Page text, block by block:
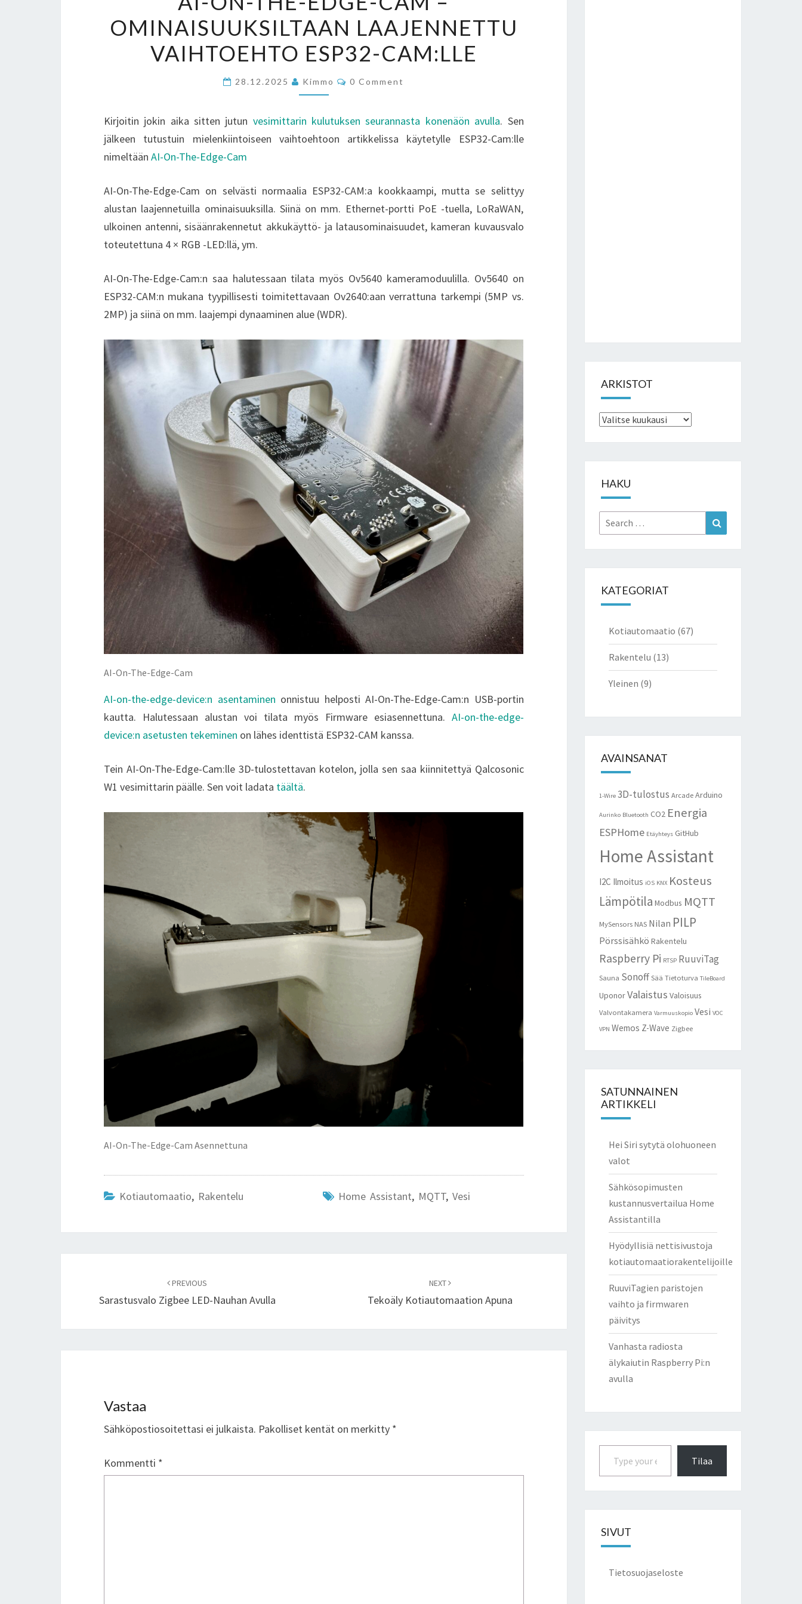
ON-
THE-
EDGE-
CAM
OMINAISUUKSILTAAN
VAIHTOEHTO
ESP32-
OMINAISUUKSILTAAN LAAJENNETTU
VAIHTOEHTO ESP32-CAM:LLE
28.12.2025 Kimmo Comments
0 Comment
Kirjoitin jokin aika sitten jutun vesimittarin kulutuksen seurannasta konenäön avulla. Sen
jälkeen tutustuin mielenkiintoiseen vaihtoehtoon artikkelissa käytetylle ESP32-Cam:lle
nimeltään AI-On-The-Edge-Cam
AI-On-The-Edge-Cam on selvästi normaalia ESP32-CAM:a kookkaampi, mutta se selittyy
alustan laajennetuilla ominaisuuksilla. Siinä on mm. Ethernet-portti PoE -tuella, LoRaWAN,
ulkoinen antenni, sisäänrakennetut akkukäyttö- ja latausominaisuudet, kameran kuvausvalo
toteutettuna 4 × RGB -LED:llä, ym.
AI-On-The-Edge-Cam:n saa halutessaan tilata myös Ov5640 kameramoduulilla. Ov5640 on
ESP32-CAM:n mukana tyypillisesti toimitettavaan Ov2640:aan verrattuna tarkempi (5MP vs.
2MP) ja siinä on mm. laajempi dynaaminen alue (WDR).
AI-On-The-Edge-Cam
AI-on-the-edge-device:n asentaminen onnistuu helposti AI-On-The-Edge-Cam:n USB-portin
kautta. Halutessaan alustan voi tilata myös Firmware esiasennettuna. AI-on-the-edge-
device:n asetusten tekeminen on lähes identtistä ESP32-CAM kanssa.
Tein AI-On-The-Edge-Cam:lle 3D-tulostettavan kotelon, jolla sen saa kiinnitettyä Qalcosonic
W1 vesimittarin päälle. Sen voit ladata täältä.
AI-On-The-Edge-Cam Asennettuna
Kotiautomaatio, Rakentelu Home Assistant, MQTT, Vesi
PREVIOUS
Sarastusvalo Zigbee LED-Nauhan Avulla
NEXT
Tekoäly Kotiautomaation Apuna
Vastaa
Sähköpostiosoitettasi ei julkaista. Pakolliset kentät on merkitty *
Kommentti *
ARKISTOT
Arkistot
HAKU
Search
for:
KATEGORIAT
Kotiautomaatio (67)
Rakentelu (13)
Yleinen (9)
AVAINSANAT
1-Wire 3D-tulostus Arcade Arduino
Aurinko Bluetooth CO2 Energia
ESPHome Etäyhteys GitHub
Home Assistant
I2C Ilmoitus iOS KNX Kosteus
Lämpötila Modbus MQTT
MySensors NAS Nilan PILP
Pörssisähkö Rakentelu
Raspberry Pi RTSP RuuviTag
Sauna Sonoff Sää Tietoturva TileBoard
UponorValaistus Valoisuus
Valvontakamera Varmuuskopio Vesi VOC
VPN Wemos Z-Wave Zigbee
SATUNNAINEN
ARTIKKELI
Hei Siri sytytä olohuoneen
valot
Sähkösopimusten
kustannusvertailua Home
Assistantilla
Hyödyllisiä nettisivustoja
kotiautomaatiorakentelijoille
RuuviTagien paristojen
vaihto ja firmwaren
päivitys
Vanhasta radiosta
älykaiutin Raspberry Pi:n
avulla
Type your email…
Tilaa
SIVUT
Tietosuojaseloste